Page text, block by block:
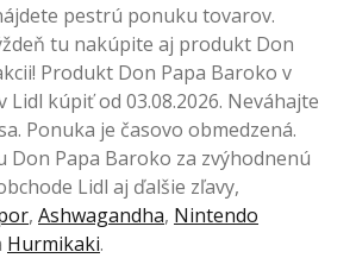
pestrú ponuku tovarov.
tu nakúpite aj produkt Don
Produkt Don Papa Baroko v
Lidl kúpiť od 03.08.2026. Neváhajte
Ponuka je časovo obmedzená.
Don Papa Baroko za zvýhodnenú
Lidl aj ďalšie zľavy,
, Ashwagandha, Nintendo
Hurmikaki.